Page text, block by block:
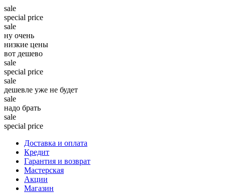
sale
special price
sale
ну очень
низкие цены
вот дешево
sale
special price
sale
дешевле уже не будет
sale
надо брать
sale
special price
Доставка и оплата
Кредит
Гарантия и возврат
Мастерская
Акции
Магазин